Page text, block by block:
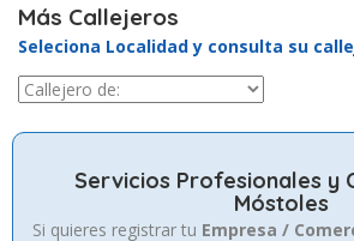
Más Callejeros
Seleciona Localidad y consulta su
Servicios Profesionales y
Móstoles
Si quieres registrar tu Empresa /